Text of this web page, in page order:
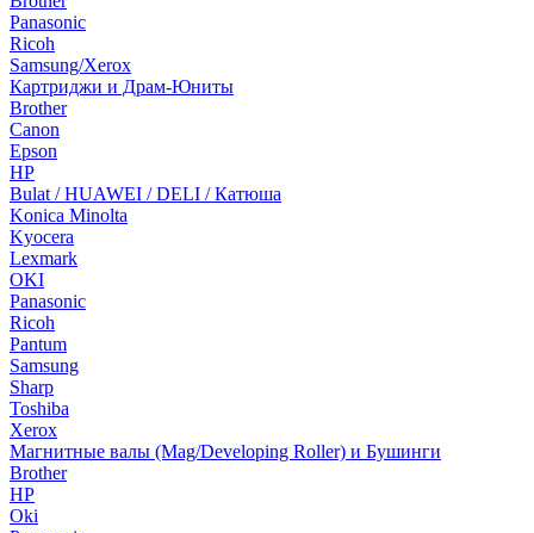
Panasonic
Ricoh
Samsung/Xerox
Картриджи и Драм-Юниты
Brother
Canon
Epson
HP
Bulat / HUAWEI / DELI / Катюша
Konica Minolta
Kyocera
Lexmark
OKI
Panasonic
Ricoh
Pantum
Samsung
Sharp
Toshiba
Xerox
Магнитные валы (Mag/Developing Roller) и Бушинги
Brother
HP
Oki